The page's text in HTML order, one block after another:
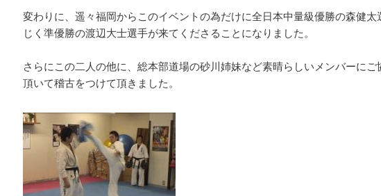
変わりに、遥々福岡からこのイベントの為だけに全日本中量級優勝の森健太
じく準優勝の渡辺大士選手が来てくださることになりました。
さらにこの二人の他に、総本部道場の砂川姉妹など素晴らしいメンバーにご
頂いて稽古をつけて頂きました。